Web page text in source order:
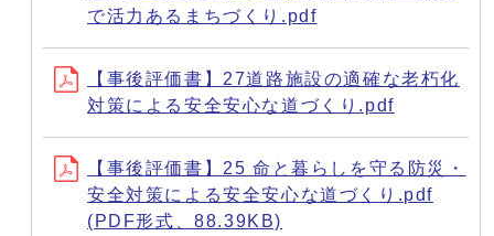
で活力あるまちづくり.pdf
【事後評価書】27道路施設の適確な老朽化
対策による安全安心な道づくり.pdf
【事後評価書】25 命と暮らしを守る防災・
安全対策による安全安心な道づくり.pdf
(PDF形式、88.39KB)